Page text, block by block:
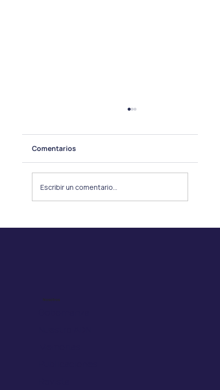
Comentarios
Escribir un comentario...
Nosotros